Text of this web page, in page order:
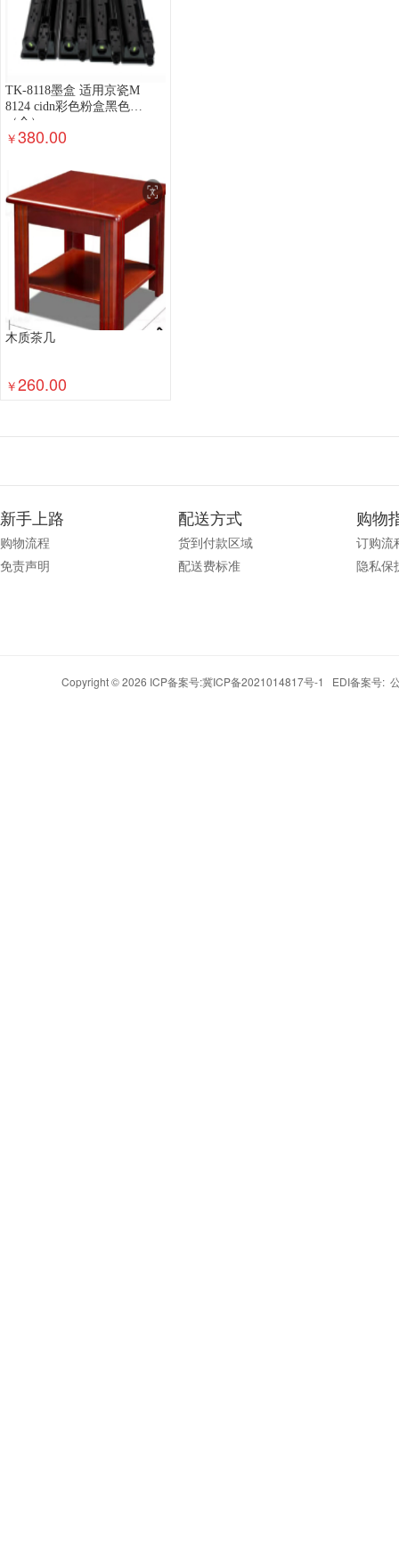
TK-8118墨盒 适用京瓷M
8124 cidn彩色粉盒黑色
（个）
￥380.00
木质茶几
￥260.00
新手上路
购物流程
免责声明
配送方式
货到付款区域
配送费标准
购物
订购流
隐私保
Copyright © 2026 ICP备案号:冀ICP备2021014817号-1 EDI备案号: